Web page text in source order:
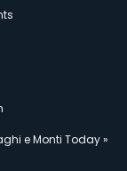
e Monti Today »